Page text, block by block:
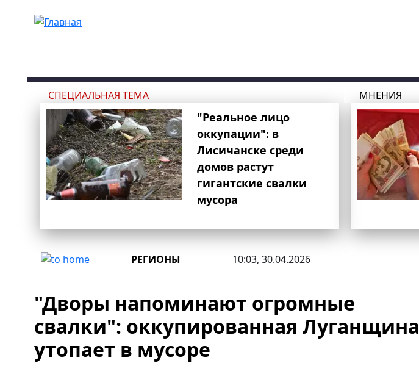
СПЕЦИАЛЬНАЯ ТЕМА
"Реальное лицо
оккупации": в
Лисичанске среди
домов растут
гигантские свалки
мусора
МНЕНИЯ
РЕГИОНЫ 10:03, 30.04.2026
"Дворы напоминают огромные
свалки": оккупированная Луганщина
утопает в мусоре